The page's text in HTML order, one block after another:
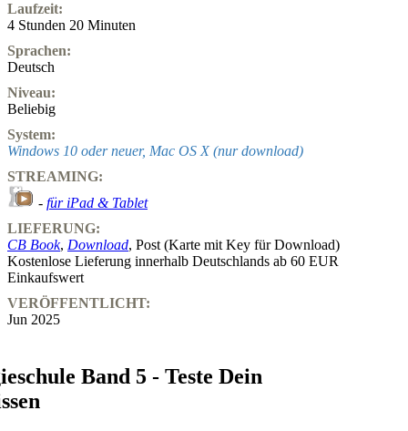
Laufzeit:
4 Stunden 20 Minuten
Sprachen:
Deutsch
Niveau:
Beliebig
System:
Windows 10 oder neuer, Mac OS X (nur download)
STREAMING:
- für iPad & Tablet
LIEFERUNG:
CB Book, Download, Post (Karte mit Key für Download)
Kostenlose Lieferung innerhalb Deutschlands ab 60 EUR
Einkaufswert
VERÖFFENTLICHT:
Jun 2025
Band 5 - Teste Dein